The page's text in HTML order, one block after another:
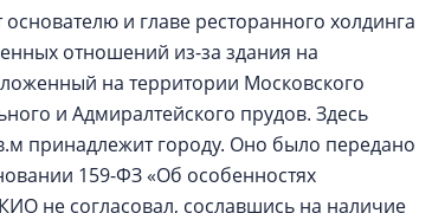
и главе ресторанного холдинга
отношений из-за здания на
на территории Московского
и Адмиралтейского прудов. Здесь
принадлежит городу. Оно было передано
159-ФЗ «Об особенностях
не согласовал, сославшись на наличие
приблизятся к
уровню сервиса,
КЕЙПОРТ